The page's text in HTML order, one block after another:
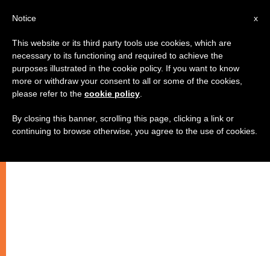
x
Notice
This website or its third party tools use cookies, which are
necessary to its functioning and required to achieve the
purposes illustrated in the cookie policy. If you want to know
more or withdraw your consent to all or some of the cookies,
please refer to the cookie policy
By closing this banner, scrolling this page, clicking a link or
continuing to browse otherwise, you agree to the use of cookies.